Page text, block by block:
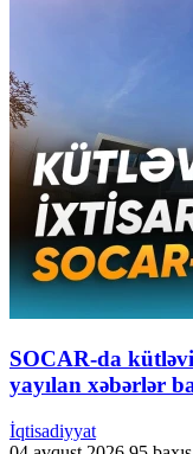
SOCAR-da
yayılan xəbərlər
İqtisadiyyat